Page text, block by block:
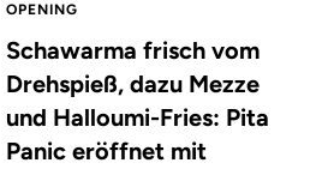
OPENING
Schawarma frisch vom
Drehspieß, dazu Mezze
und Halloumi-Fries: Pita
Panic eröffnet mit